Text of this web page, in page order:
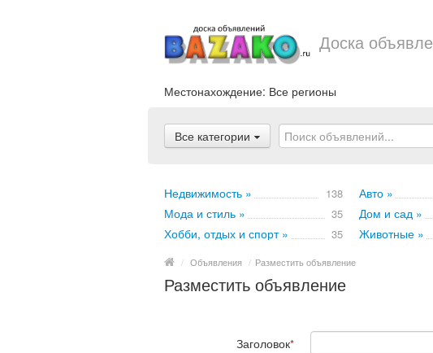
Доска
Местонахождение: Все регионы
Все категории
Недвижимость » 138 Авто »
Мода и стиль » 35 Дом и сад »
Хобби, отдых и спорт » 35 Животные »
/ Объявления / Разместить объявление
Разместить объявление
Заголовок*